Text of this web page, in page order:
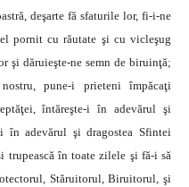
deşarte fă sfaturile lor, fi-i-ne
pornit cu răutate şi cu vicleşug
şi dăruieşte-ne semn de biruinţă;
pune-i prieteni împăcaţi
întăreşte-i în adevărul şi
în adevărul şi dragostea Sfintei
trupească în toate zilele şi fă-i să
Stăruitorul, Biruitorul, şi